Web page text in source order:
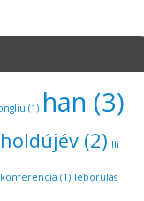
(1) han (3)
holdújév(2) Ili
konferencia (1) leborulás